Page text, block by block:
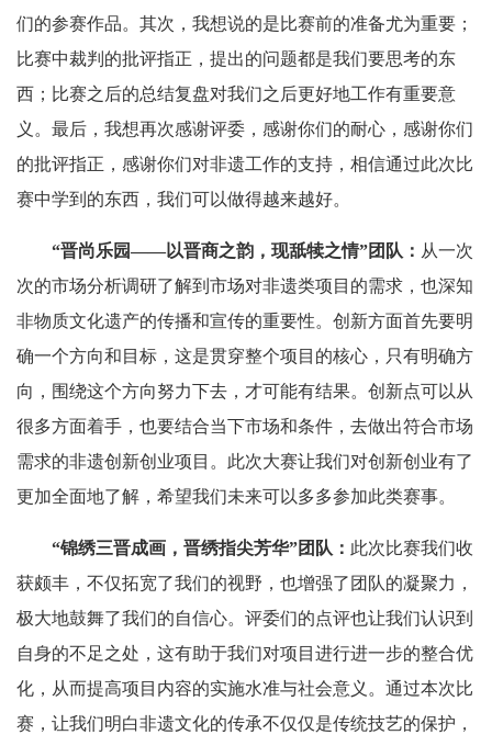
们的参赛作品。其次，我想说的是比赛前的准备尤为重要；
比赛中裁判的批评指正，提出的问题都是我们要思考的东
西；比赛之后的总结复盘对我们之后更好地工作有重要意
义。最后，我想再次感谢评委，感谢你们的耐心，感谢你们
的批评指正，感谢你们对非遗工作的支持，相信通过此次比
赛中学到的东西，我们可以做得越来越好。
“晋尚乐园——以晋商之韵，现舐犊之情”团队： 从一次
次的市场分析调研了解到市场对非遗类项目的需求，也深知
非物质文化遗产的传播和宣传的重要性。创新方面首先要明
确一个方向和目标，这是贯穿整个项目的核心，只有明确方
向，围绕这个方向努力下去，才可能有结果。创新点可以从
很多方面着手，也要结合当下市场和条件，去做出符合市场
需求的非遗创新创业项目。此次大赛让我们对创新创业有了
更加全面地了解，希望我们未来可以多多参加此类赛事。
“锦绣三晋成画，晋绣指尖芳华”团队： 此次比赛我们收
获颇丰，不仅拓宽了我们的视野，也增强了团队的凝聚力，
极大地鼓舞了我们的自信心。评委们的点评也让我们认识到
自身的不足之处，这有助于我们对项目进行进一步的整合优
化，从而提高项目内容的实施水准与社会意义。通过本次比
赛，让我们明白非遗文化的传承不仅仅是传统技艺的保护，